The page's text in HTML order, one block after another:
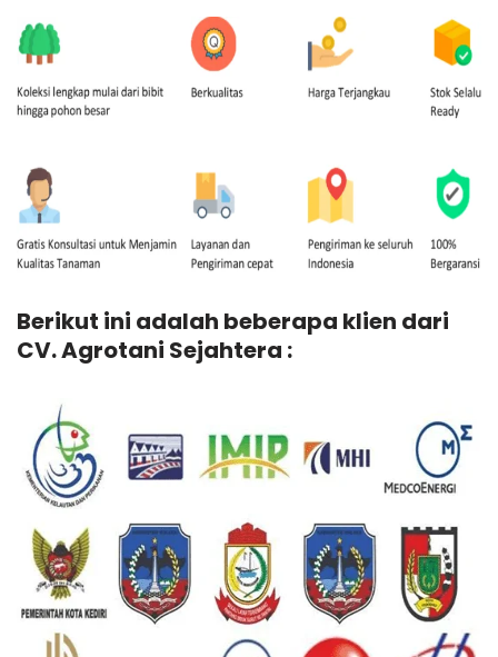
Berikut ini adalah beberapa klien dari
CV. Agrotani Sejahtera :